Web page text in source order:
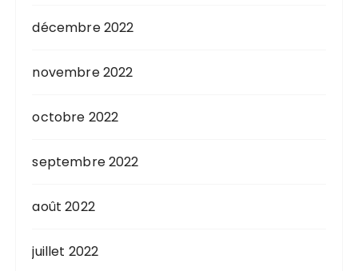
décembre 2022
novembre 2022
octobre 2022
septembre 2022
août 2022
juillet 2022